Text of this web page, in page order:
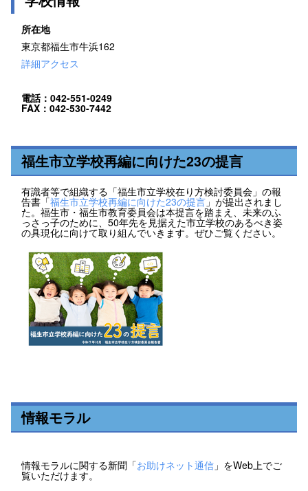
所在地
東京都福生市牛浜162
詳細アクセス
電話：042-551-0249
FAX：042-530-7442
福生市立学校再編に向けた23の提言
有識者等で組織する「福生市立学校在り方検討委員会」の報
告書「福生市立学校再編に向けた23の提言」が提出されまし
た。福生市・福生市教育委員会は本提言を踏まえ、未来のふ
っさっ子のために、50年先を見据えた市立学校のあるべき姿
の具現化に向けて取り組んでいきます。ぜひご覧ください。
情報モラル
情報モラルに関する新聞「お助けネット通信 」をWeb上でご
覧いただけます。